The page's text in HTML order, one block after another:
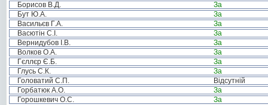
Борисов В.Д.
За
Бут Ю.А.
За
Васильєв Г.А.
За
Васютін С.І.
За
Вернидубов І.В.
За
Волков О.А.
За
Гєллєр Є.Б.
За
Глусь С.К.
За
Головатий С.П.
Відсутній
Горбатюк А.О.
За
Горошкевич О.С.
За